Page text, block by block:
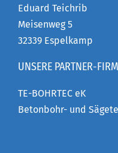
Eduard Teichrib
Meisenweg 5
32339 Espelkamp
UNSERE PARTNER-
TE-BOHRTEC eK
Betonbohr- und